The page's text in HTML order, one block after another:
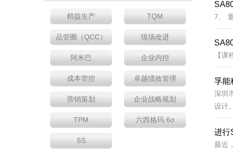
7、
【
孚能
深圳
设计
进行
最近
精益生产 TQM
品管圈（QCC） 现场改进
阿米巴 企业内控
成本管控 卓越绩效管理
营销策划 企业战略规划
TPM 六西格玛 6σ
5S